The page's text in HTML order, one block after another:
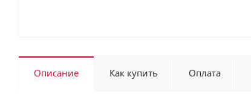
Описание Как купить Оплата